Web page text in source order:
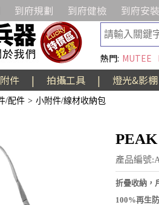
到府規劃 到府健檢 到府安裝
熱門: MUTEE
件 | 拍攝工具 | 燈光&影棚
/配件 > 小附件/線材收納包
產品編號
折疊收納，
100%再生